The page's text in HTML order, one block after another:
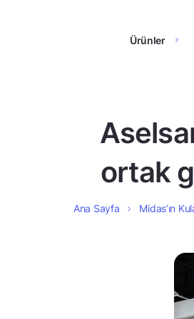
Ürünler
ortak
Ana Sayfa Midas’ın